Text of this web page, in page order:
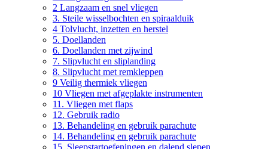
2 Langzaam en snel vliegen
3. Steile wisselbochten en spiraalduik
4 Tolvlucht, inzetten en herstel
5. Doellanden
6. Doellanden met zijwind
7. Slipvlucht en sliplanding
8. Slipvlucht met remkleppen
9 Veilig thermiek vliegen
10 Vliegen met afgeplakte instrumenten
11. Vliegen met flaps
12. Gebruik radio
13. Behandeling en gebruik parachute
14. Behandeling en gebruik parachute
15. Sleepstartoefeningen en dalend slepen